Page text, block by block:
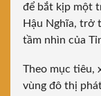
để bắt kịp một
Hậu Nghĩa, trở
tầm nhìn của
Theo mục tiêu,
vùng đô thị